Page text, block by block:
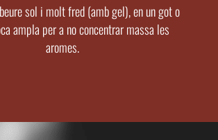
sol i molt fred (amb gel), en un got o
ampla per a no concentrar massa les
aromes.